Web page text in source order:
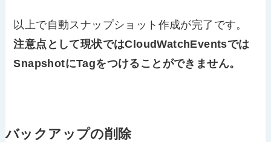
以上で自動スナップショット作成が完了です。
注意点として現状ではCloudWatchEventsでは
SnapshotにTagをつけることができません。
バックアップの削除